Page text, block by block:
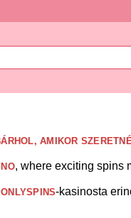
AMIKOR
, where exciting spins
ONLYSPINS-kasinosta